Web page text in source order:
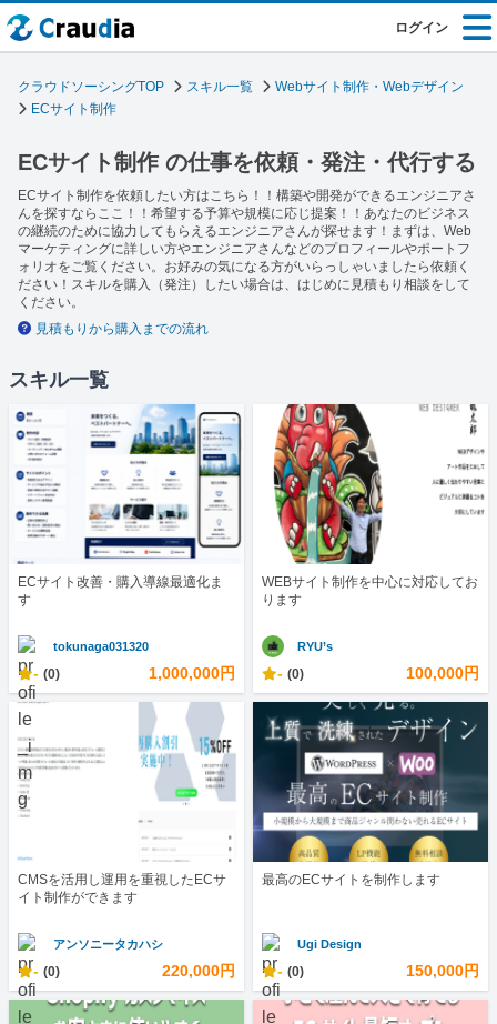
ログイン
クラウドソーシングTOP スキル一覧
Webサイト制作・Webデザイン
ECサイト制作
ECサイト制作 の仕事を依頼・発注・代行する
ECサイト制作を依頼したい方はこちら！！構築や開発ができるエンジニアさ
んを探すならここ！！希望する予算や規模に応じ提案！！あなたのビジネス
の継続のために協力してもらえるエンジニアさんが探せます！まずは、Web
マーケティングに詳しい方やエンジニアさんなどのプロフィールやポートフ
ォリオをご覧ください。お好みの気になる方がいらっしゃいましたら依頼く
ださい！スキルを購入（発注）したい場合は、はじめに見積もり相談をして
ください。
見積もりから購入までの流れ
スキル一覧
ECサイト改善・購入導線最適化ま
す
tokunaga031320
- (0) 1,000,000円
WEBサイト制作を中心に対応してお
ります
RYU’s
- (0) 100,000円
CMSを活用し運用を重視したECサ
イト制作ができます
アンソニータカハシ
- (0) 220,000円
最高のECサイトを制作します
Ugi Design
- (0) 150,000円